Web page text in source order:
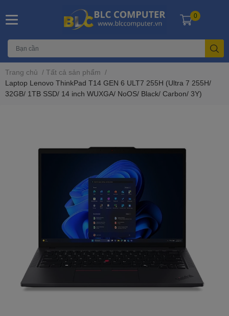
0
Trang chủ / Tất cả sản phẩm /
Laptop Lenovo ThinkPad T14 GEN 6 ULT7 255H (Ultra 7 255H/
32GB/ 1TB SSD/ 14 inch WUXGA/ NoOS/ Black/ Carbon/ 3Y)